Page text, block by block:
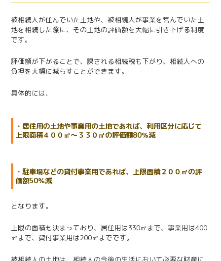
被相続人が住んでいた土地や、被相続人が事業を営んでいた土
地を相続した際に、その土地の評価額を大幅に引き下げる制度
です。
評価額が下がることで、課される相続税も下がり、相続人への
負担を大幅に減らすことができます。
具体的には、
・居住用の土地や事業用の土地であれば、利用区分に応じて
上限面積４００㎡～３３０㎡の評価額80％減
・駐車場などの貸付事業用であれば、上限面積２００㎡の評
価額50％減
となります。
上限の面積も決まっており、居住用は330㎡まで、事業用は400
㎡まで、貸付事業用は200㎡までです。